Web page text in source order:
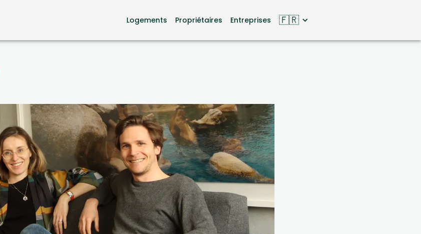
Logements Propriétaires Entreprises 🇫🇷